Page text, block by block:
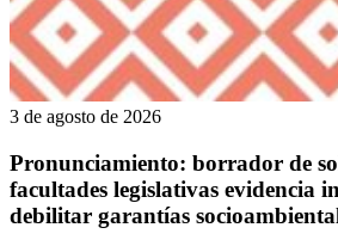
3 de agosto de 2026
Pronunciamiento: borrador de
facultades legislativas evidencia
debilitar garantías